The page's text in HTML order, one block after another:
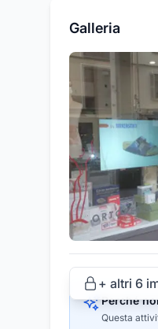
Galleria
+ altri 6
Perché
Questa